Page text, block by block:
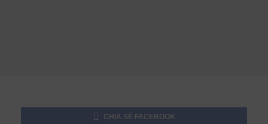
CHIA SẺ FACEBOOK